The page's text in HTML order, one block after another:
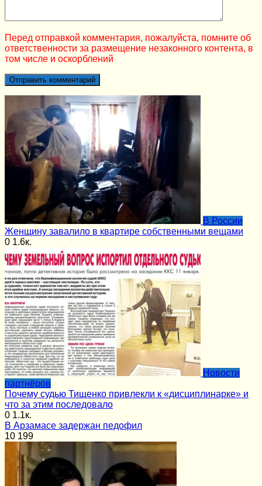
Перед отправкой комментария, пожалуйста, помните об
ответственности за размещение незаконного контента, в
том числе и оскорблений
В России
Женщину завалило в квартире собственными вещами
0 1.6к.
Новости
партнёров
Почему судью Тищенко привлекли к «дисциплинарке» и
что за этим последовало
0 1.1к.
В Арзамасе задержан педофил
10 199